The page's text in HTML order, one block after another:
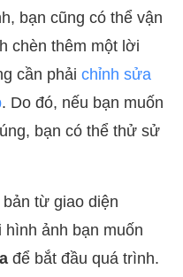
bạn cũng có thể vận
chèn thêm một lời
cần phải chỉnh sửa
. Do đó, nếu bạn muốn
bạn có thể thử sử
từ giao diện
ảnh bạn muốn
để bắt đầu quá trình.